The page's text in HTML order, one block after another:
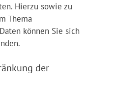
Hierzu sowie zu
Thema
können Sie sich
der